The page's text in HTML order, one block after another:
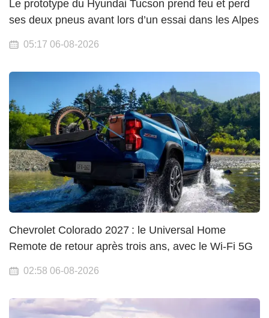
Le prototype du Hyundai Tucson prend feu et perd
ses deux pneus avant lors d’un essai dans les Alpes
05:17 06-08-2026
Chevrolet Colorado 2027 : le Universal Home
Remote de retour après trois ans, avec le Wi-Fi 5G
02:58 06-08-2026